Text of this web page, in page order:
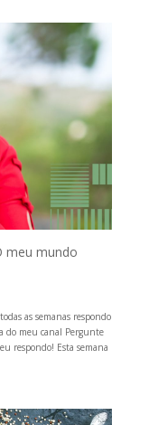
meu mundo
as semanas respondo
do meu canal Pergunte
respondo! Esta semana